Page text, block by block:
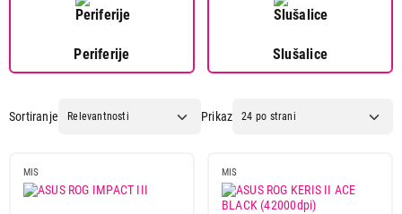
Periferije Slušalice
Sortiranje Prikaz
MIS MIS